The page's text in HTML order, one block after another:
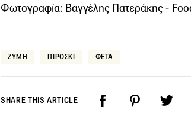
Φωτογραφία: Βαγγέλης Πατεράκης -
ΖΥΜΗ ΠΙΡΟΣΚΙ ΦΕΤΑ
SHARE THIS ARTICLE